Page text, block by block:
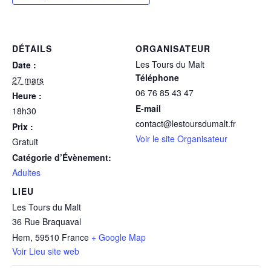
DÉTAILS
Date :
27 mars
Heure :
18h30
Prix :
Gratuit
Catégorie d’Évènement:
Adultes
LIEU
Les Tours du Malt
36 Rue Braquaval
Hem, 59510 France + Google Map
Voir Lieu site web
ORGANISATEUR
Les Tours du Malt
Téléphone
06 76 85 43 47
E-mail
contact@lestoursdumalt.fr
Voir le site Organisateur